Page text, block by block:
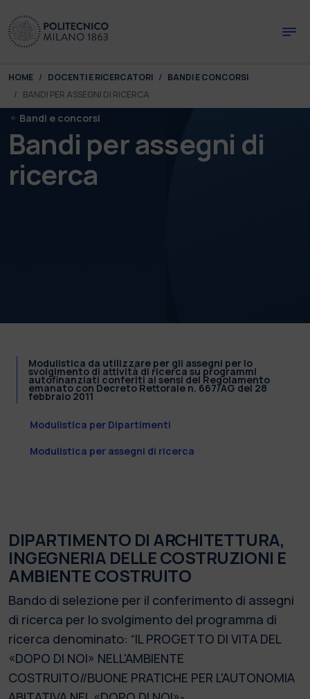
You are here:
HOME DOCENTI E RICERCATORI
BANDI E CONCORSI
BANDI PER ASSEGNI DI RICERCA
Bandi e concorsi
Bandi per assegni di
ricerca
Modulistica da utilizzare per gli assegni per lo
svolgimento di attività di ricerca su programmi
autofinanziati conferiti ai sensi del Regolamento
emanato con Decreto Rettorale n. 667/AG del 28
febbraio 2011
Modulistica per Dipartimenti
Modulistica per assegni di ricerca
DIPARTIMENTO DI ARCHITETTURA,
INGEGNERIA DELLE COSTRUZIONI E
AMBIENTE COSTRUITO
Bando di selezione per il conferimento di assegni
di ricerca per lo svolgimento del programma di
ricerca denominato: “IL PROGETTO DI VITA DEL
«DOPO DI NOI» NELL'AMBIENTE
COSTRUITO//BUONE PRATICHE PER L'AUTONOMIA